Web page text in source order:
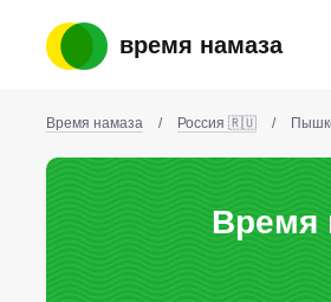
время намаза
Время намаза / Россия 🇷🇺 /
Время